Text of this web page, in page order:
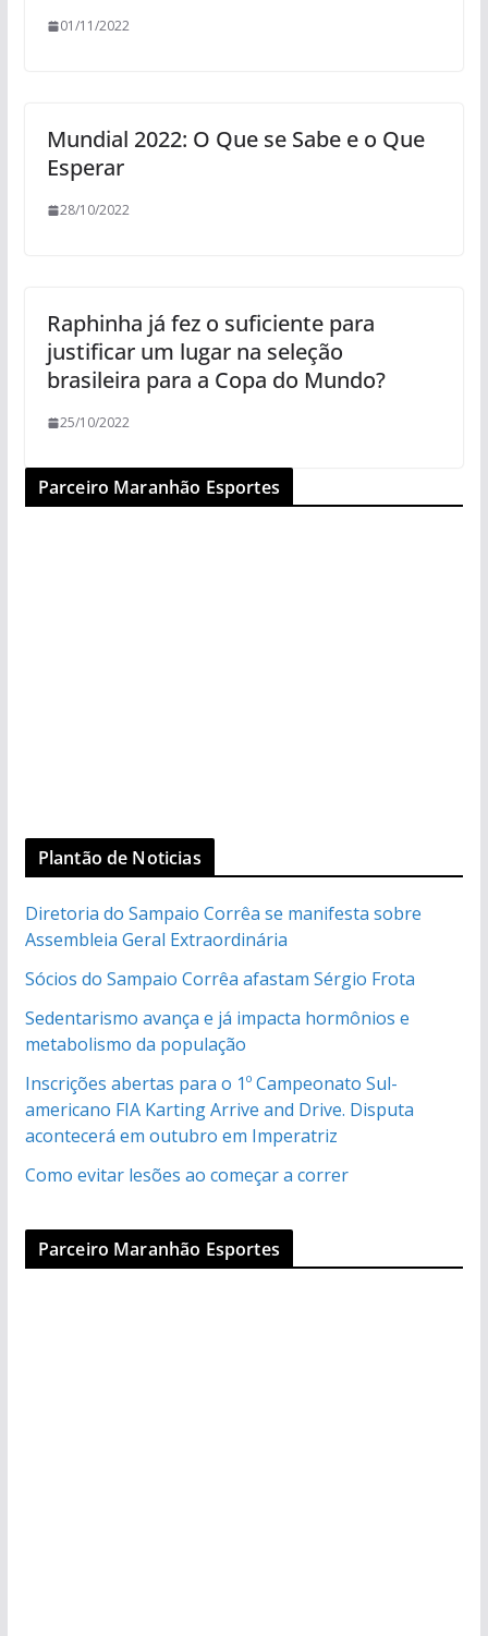
01/11/2022
Mundial 2022: O Que se Sabe e o Que
Esperar
28/10/2022
Raphinha já fez o suficiente para
justificar um lugar na seleção
brasileira para a Copa do Mundo?
25/10/2022
Parceiro Maranhão Esportes
Plantão de Noticias
Diretoria do Sampaio Corrêa se manifesta sobre
Assembleia Geral Extraordinária
Sócios do Sampaio Corrêa afastam Sérgio Frota
Sedentarismo avança e já impacta hormônios e
metabolismo da população
Inscrições abertas para o 1º Campeonato Sul-
americano FIA Karting Arrive and Drive. Disputa
acontecerá em outubro em Imperatriz
Como evitar lesões ao começar a correr
Parceiro Maranhão Esportes